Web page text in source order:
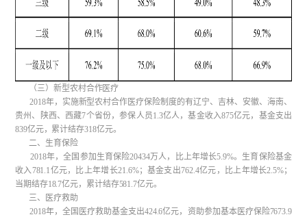
（三）新型农村合作医疗
2018年，实施新型农村合作医疗保险制度的有辽宁、吉林、安徽、海南、
贵州、陕西、西藏7个省份，参保人员1.3亿人，基金收入875亿元，基金支出
839亿元，累计结存318亿元。
二、生育保险
2018年，全国参加生育保险20434万人，比上年增长5.9%。生育保险基金
收入781.1亿元，比上年增长21.6%；基金支出762.4亿元，比上年增长2.5%；
当期结存18.7亿元，累计结存581.7亿元。
三、医疗救助
2018年，全国医疗救助基金支出424.6亿元，资助参加基本医疗保险7673.9